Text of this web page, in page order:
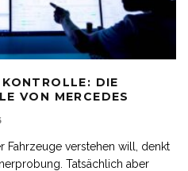
DIE
VON MERCEDES
Fahrzeuge verstehen will, denkt
Tatsächlich aber